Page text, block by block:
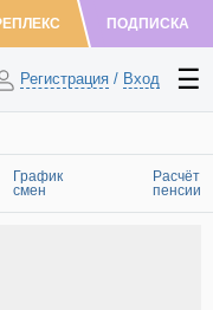
ПОДПИСКА
Регистрация / Вход
График
смен
Расчёт
пенсии